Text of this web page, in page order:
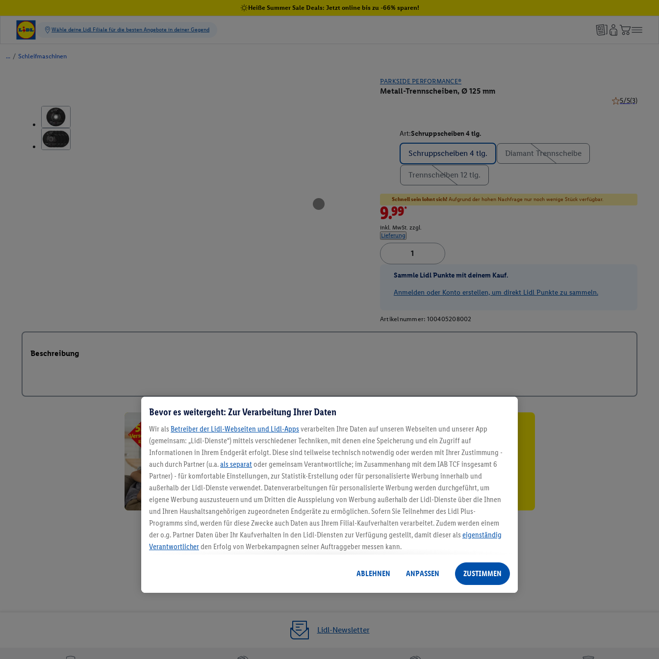
Heiße Summer Sale Deals: Jetzt online bis zu -66% sparen!
/ Schleifmaschinen
PARKSIDE PERFORMANCE®
Metall-Trennscheiben, Ø 125 mm
5/5(3)
Art:Schruppscheiben 4 tlg.
Schruppscheiben 4 tlg. Diamant Trennscheibe
Trennscheiben 12 tlg.
Schnell sein lohnt sich!Aufgrund der hohen Nachfrage nur noch wenige Stück verfügbar.
9.99*
inkl. MwSt. zzgl.
Lieferung
Sammle Lidl Punkte mit deinem Kauf.
Anmelden oder Konto erstellen, um direkt Lidl Punkte zu sammeln.
Artikelnummer: 100405208002
Beschreibung
5.95 € Versand sparen³²ᵃ
Jetzt zum Newsletter anmelden
Gutschein sichern!
Lidl-Newsletter
Bevor es weitergeht: Zur Verarbeitung Ihrer Daten
Wir als Betreiber der Lidl-Webseiten und Lidl-Apps verarbeiten Ihre Daten auf unseren Webseiten und unserer App
(gemeinsam: „Lidl-Dienste“) mittels verschiedener Techniken, mit denen eine Speicherung und ein Zugriff auf
Informationen in Ihrem Endgerät erfolgt. Diese sind teilweise technisch notwendig oder werden mit Ihrer Zustimmung -
auch durch Partner (u.a.als separat oder gemeinsam Verantwortliche; im Zusammenhang mit dem IAB TCF insgesamt 6
Partner) - für komfortable Einstellungen, zur Statistik-Erstellung oder für personalisierte Werbung innerhalb und
außerhalb der Lidl-Dienste verwendet. Datenverarbeitungen für personalisierte Werbung werden durchgeführt, um
eigene Werbung auszusteuern und um Dritten die Ausspielung von Werbung außerhalb der Lidl-Dienste über die Ihnen
und Ihren Haushaltsangehörigen zugeordneten Endgeräte zu ermöglichen. Sofern Sie Teilnehmer des Lidl Plus-
Programms sind, werden für diese Zwecke auch Daten aus Ihrem Filial-Kaufverhalten verarbeitet. Zudem werden einem
der o.g. Partner Daten über Ihr Kaufverhalten in den Lidl-Diensten zur Verfügung gestellt, damit dieser als eigenständig
Verantwortlicherden Erfolg von Werbekampagnen seiner Auftraggeber messen kann.
angereicherten Profilen. Dies umfasst die Zusammenführung von Daten (z.B. über Ihre Nutzung der Lidl-Dienste, Ihr
Kaufverhalten in den Lidl-Diensten, Informationen aus Ihrem Kundenkonto - z.B. Alter oder Geschlecht - sowie Ihre
genauen Standortdaten) auch über verschiedene Endgeräte und Lidl-Dienste hinweg einschließlich dem Speichern von
Erfolgsmessung der Werbung, zur Zielgruppenforschung, zur Entwicklung von Angeboten sowie zur technischen
Sicherung und Optimierung dieser Werbeausspielungen.
ABLEHNEN ANPASSEN ZUSTIMMEN